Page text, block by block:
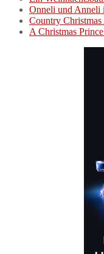
Onneli und Anneli
Country
A Christmas